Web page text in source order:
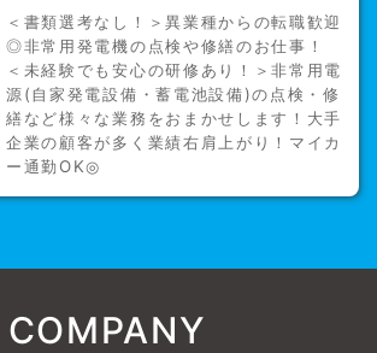
＜書類選考なし！＞異業種からの転職歓迎
◎非常用発電機の点検や修繕のお仕事！
＜未経験でも安心の研修あり！＞非常用電
源(自家発電設備・蓄電池設備)の点検・修
繕など様々な業務をおまかせします！大手
企業の顧客が多く業績右肩上がり！マイカ
ー通勤OK◎
COMPANY